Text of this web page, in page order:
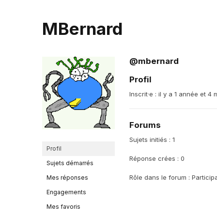
MBernard
Profil
Sujets démarrés
Mes réponses
Engagements
Mes favoris
@mbernard
Profil
Inscrit·e : il y a 1 année et 4
Forums
Sujets initiés : 1
Réponse crées : 0
Rôle dans le forum :